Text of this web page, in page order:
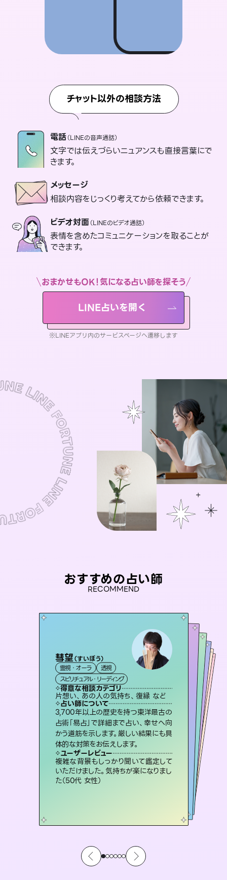
チャット以外の相談方法
電話（LINEの音声通話）
文字では伝えづらいニュアンスも直接言葉にで
きます。
メッセージ
相談内容をじっくり考えてから依頼できます。
ビデオ対面（LINEのビデオ通話）
表情を含めたコミュニケーションを取ることが
できます。
おまかせもOK！気になる占い師を探そう
LINE占いを開く
※LINEアプリ内のサービスページへ遷移します
おすすめの占い師
RECOMMEND
彗望（すいぼう）
霊視・オーラ
透視
スピリチュアル・リーディング
得意な相談カテゴリ
片想い、あの人の気持ち、復縁 など
占い師について
3,700年以上の歴史を持つ東洋最古の
占術「易占」で詳細まで占い、幸せへ向
かう道筋を示します。厳しい結果にも具
体的な対策をお伝えします。
ユーザーレビュー
複雑な背景もしっかり聞いて鑑定して
いただけました。気持ちが楽になりまし
た（50代 女性）
アイリス -iris-
西洋占星術 タロット
ルーン
得意な相談カテゴリ
恋愛総合、片想い、二人の未来 など
占い師について
復縁、恋愛、不倫の行方、同性愛や片
思い、仕事関係や借金問題まで知りた
いことや心の負担になっていることを
紐解き、背中をそっと押して導きます。
ユーザーレビュー
安心感のあり、言い切ってくれる所や濁
さない鑑定のおかげで、毎回自分の気
持ちを整えられます（30代 男性）
セラピスト理恵
霊視・オーラ
スピリチュアル・リーディング
得意な相談カテゴリ
片想い、二人の未来、年の差 など
占い師について
連絡再開、復縁、成就などの報告実績
多数。セラピストとして2万超の施術経
験があるからこそできる鑑定で、より良
い未来をサポートします。
ユーザーレビュー
とても心温まる鑑定でした。しかもこち
らは何も言っていないのに視えていらっ
しゃるんだなと驚きです（30代女性）
未来視師＊花
霊視・オーラ
スピリチュアル・リーディング
得意な相談カテゴリ
出逢い、片想い、復縁 など
占い師について
未来には何パターンもの選択肢があります。不安で視えにくくなっているあなたの素敵な未来を見つけ、その未来を選択できるようアドバイスします。
ユーザーレビュー
職場の人の性質や人間関係、本心など
本当によく視えていてびっくり。対策が
打てて前向きになれます（40代）
おう 霊感オラクル
霊視・オーラ
オラクルカード
得意な相談カテゴリ
恋愛総合、あの人の気持ち など
占い師について
霊視×オラクルカードを使って「今」と
「未来」そして「気になるあの人の気持
ち」まで丁寧に読み解き、恋や人生のヒ
ントを優しく引き出します。
ユーザーレビュー
不安な気持ちが嘘みたいに晴れまし
た…！よく視えていらっしゃるんだなと
感じました（40代 女性）
桃源珠羽
霊視・オーラ タロット
スピリチュアル・リーディング
得意な相談カテゴリ
片想い、あの人の気持ち、復縁 など
占い師について
恋愛のお悩みの中でも特に「曖昧な関
係」の相談を得意としており、友達以上
恋人未満なお相手との今後や本音を丁
寧に読み解き恋愛成就へと導きます。
ユーザーレビュー
鑑定していただいてアドバイス通りに行
動すると仲が復活してきました。ありが
とうございました（40代 女性）